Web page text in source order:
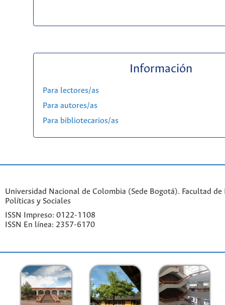
Información
Para lectores/as
Para autores/as
Para bibliotecarios/as
Universidad Nacional de Colombia (Sede Bogotá). Facultad de
Políticas y Sociales
ISSN Impreso: 0122-1108
ISSN En línea: 2357-6170